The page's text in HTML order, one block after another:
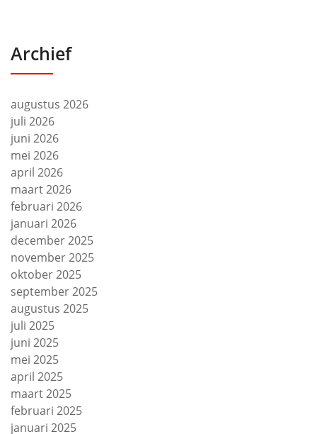
Archief
augustus 2026
juli 2026
juni 2026
mei 2026
april 2026
maart 2026
februari 2026
januari 2026
december 2025
november 2025
oktober 2025
september 2025
augustus 2025
juli 2025
juni 2025
mei 2025
april 2025
maart 2025
februari 2025
januari 2025